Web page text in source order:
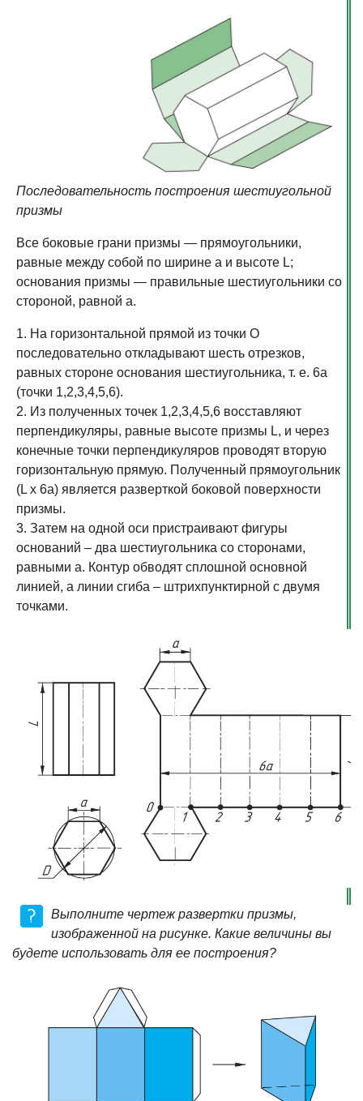
Последовательность построения шестиугольной
призмы
Все боковые грани призмы — прямоугольники,
равные между собой по ширине а и высоте L;
основания призмы — правильные шестиугольники со
стороной, равной а.
1. На горизонтальной прямой из точки О
последовательно откладывают шесть отрезков,
равных стороне основания шестиугольника, т. е. 6а
(точки 1,2,3,4,5,6).
2. Из полученных точек 1,2,3,4,5,6 восставляют
перпендикуляры, равные высоте призмы L, и через
конечные точки перпендикуляров проводят вторую
горизонтальную прямую. Полученный прямоугольник
(L х 6а) является разверткой боковой поверхности
призмы.
3. Затем на одной оси пристраивают фигуры
оснований – два шестиугольника со сторонами,
равными а. Контур обводят сплошной основной
линией, а линии сгиба – штрихпунктирной с двумя
точками.
Выполните чертеж развертки призмы,
изображенной на рисунке. Какие величины вы
будете использовать для ее построения?